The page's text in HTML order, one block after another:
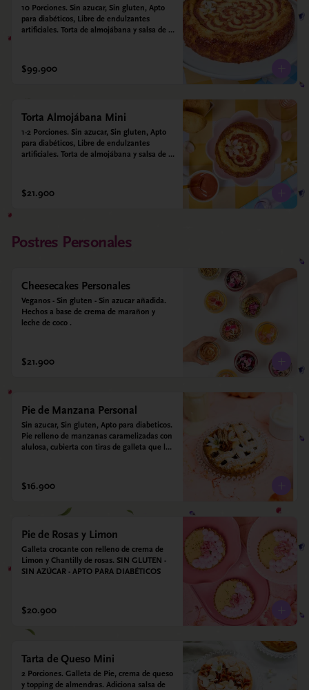
10 Porciones. Sin azucar, Sin gluten, Apto
para diabéticos, Libre de endulzantes
artificiales. Torta de almojábana y salsa de
alulosa, leche deslactosada, leche de coco,
vainilla. Salsa de guayaba: Guayaba y
$99.900
Torta Almojábana Mini
1-2 Porciones. Sin azucar, Sin gluten, Apto
para diabéticos, Libre de endulzantes
artificiales. Torta de almojábana y salsa de
alulosa, leche deslactosada, leche de coco,
vainilla. Salsa de guayaba: Guayaba y
$21.900
Postres Personales
Cheesecakes Personales
Veganos - Sin gluten - Sin azucar añadida.
Hechos a base de crema de marañon y
leche de coco .
$21.900
Pie de Manzana Personal
Sin azucar, Sin gluten, Apto para diabeticos.
Pie relleno de manzanas caramelizadas con
alulosa, cubierta con tiras de galleta que le
envuelve todos los sabores.
$16.900
Pie de Rosas y Limon
Galleta crocante con relleno de crema de
Limon y Chantilly de rosas. SIN GLUTEN -
SIN AZÚCAR - APTO PARA DIABÉTICOS
$20.900
Tarta de Queso Mini
2 Porciones. Galleta de Pie, crema de queso
y topping de almendras. Adiciona salsa de